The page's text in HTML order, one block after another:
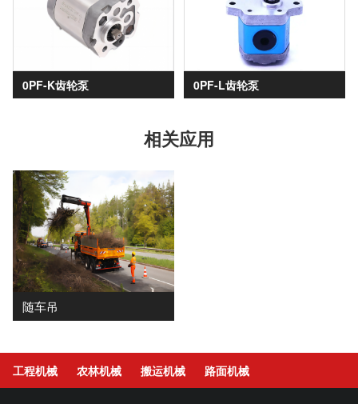
0PF-K齿轮泵 0PF-L齿轮泵
相关应用
随车吊
工程机械 农林机械 搬运机械 路面机械